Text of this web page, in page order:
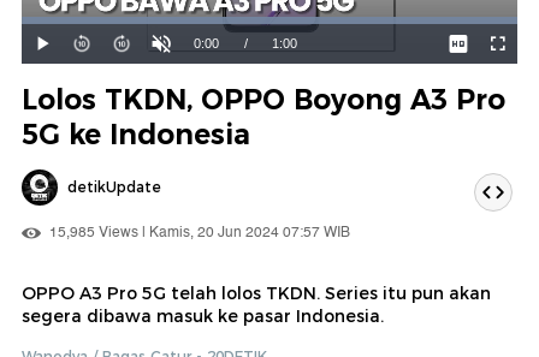
Mainkan
Suara
Hidup
Waktu
0:00 / Durasi
1:00
Dimuat:
100.00%
Lolos TKDN, OPPO Boyong A3 Pro
5G ke Indonesia
detikUpdate
15,985 Views | Kamis, 20 Jun 2024 07:57 WIB
OPPO A3 Pro 5G telah lolos TKDN. Series itu pun akan
segera dibawa masuk ke pasar Indonesia.